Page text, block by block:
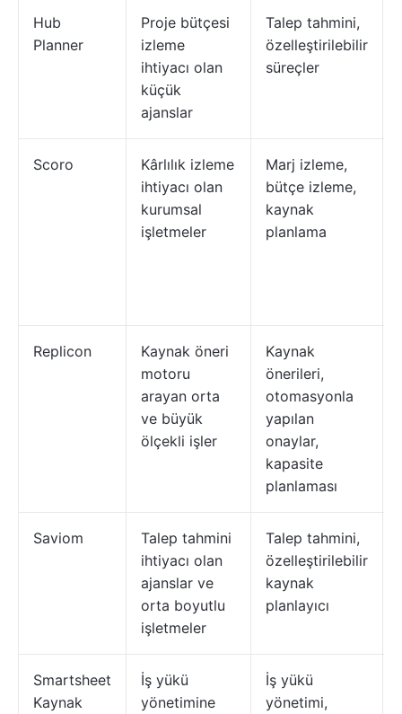
Hub
Planner
Proje bütçesi
izleme
ihtiyacı olan
küçük
ajanslar
Talep tahmini,
özelleştirilebilir
süreçler
Scoro
Kârlılık izleme
ihtiyacı olan
kurumsal
işletmeler
Marj izleme,
bütçe izleme,
kaynak
planlama
Replicon
Kaynak öneri
motoru
arayan orta
ve büyük
ölçekli işler
Kaynak
önerileri,
otomasyonla
yapılan
onaylar,
kapasite
planlaması
Saviom
Talep tahmini
ihtiyacı olan
ajanslar ve
orta boyutlu
işletmeler
Talep tahmini,
özelleştirilebilir
kaynak
planlayıcı
Smartsheet
Kaynak
İş yükü
yönetimine
İş yükü
yönetimi,